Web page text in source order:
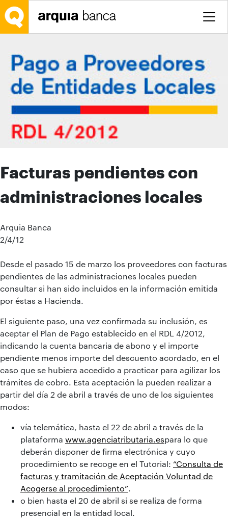
Saltar al contenido principal
Facturas pendientes con
administraciones locales
Arquia Banca
2/4/12
Desde el pasado 15 de marzo los proveedores con facturas
pendientes de las administraciones locales pueden
consultar si han sido incluidos en la información emitida
por éstas a Hacienda.
El siguiente paso, una vez confirmada su inclusión, es
aceptar el Plan de Pago establecido en el RDL 4/2012,
indicando la cuenta bancaria de abono y el importe
pendiente menos importe del descuento acordado, en el
caso que se hubiera accedido a practicar para agilizar los
trámites de cobro. Esta aceptación la pueden realizar a
partir del día 2 de abril a través de uno de los siguientes
modos:
vía telemática, hasta el 22 de abril a través de la
plataforma www.agenciatributaria.espara lo que
deberán disponer de firma electrónica y cuyo
procedimiento se recoge en el Tutorial: “Consulta de
facturas y tramitación de Aceptación Voluntad de
Acogerse al procedimiento”.
o bien hasta el 20 de abril si se realiza de forma
presencial en la entidad local.